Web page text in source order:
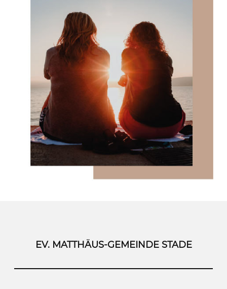
EV. MATTHÄUS-GEMEINDE STADE